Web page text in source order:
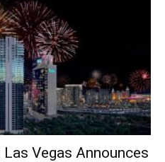
Vegas Announces